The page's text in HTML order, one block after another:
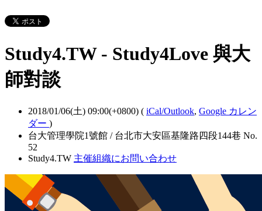
Study4.TW - Study4Love 與大
師對談
2018/01/06(土) 09:00(+0800) ( iCal/Outlook, Google カレン
ダー )
台大管理學院1號館 / 台北市大安區基隆路四段144巷 No.
52
Study4.TW 主催組織にお問い合わせ